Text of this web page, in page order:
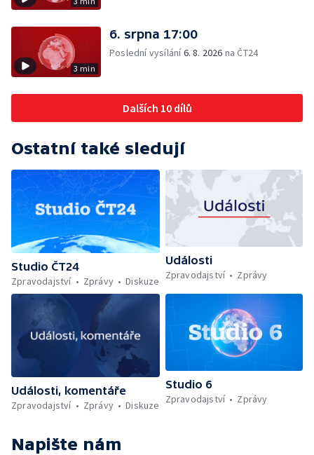
3 min
6. srpna 17:00
Poslední vysílání6. 8. 2026 na ČT24
Dalších 10 dílů
Ostatní také sledují
Studio ČT24
Zpravodajství
Zprávy Diskuze
Události
Zpravodajství
Zprávy
Události, komentáře
Zpravodajství
Zprávy Diskuze
Studio 6
Zpravodajství
Zprávy
Napište nám